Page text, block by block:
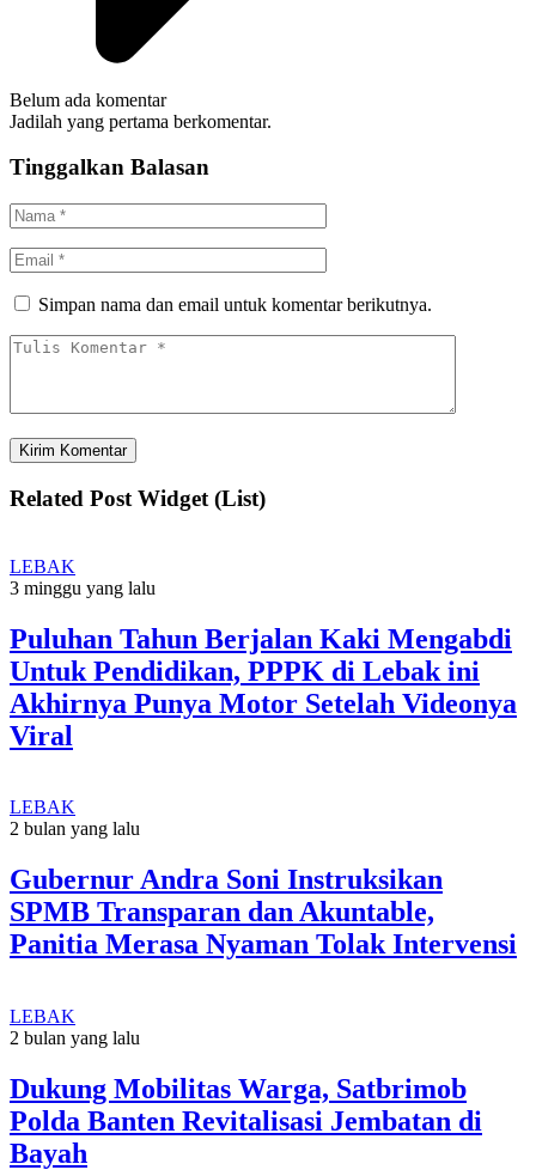
Belum ada komentar
Jadilah yang pertama berkomentar.
Tinggalkan Balasan
Simpan nama dan email untuk komentar berikutnya.
Related Post Widget (List)
LEBAK
3 minggu yang lalu
Puluhan Tahun Berjalan Kaki Mengabdi
Untuk Pendidikan, PPPK di Lebak ini
Akhirnya Punya Motor Setelah Videonya
Viral
LEBAK
2 bulan yang lalu
Gubernur Andra Soni Instruksikan
SPMB Transparan dan Akuntable,
Panitia Merasa Nyaman Tolak Intervensi
LEBAK
2 bulan yang lalu
Dukung Mobilitas Warga, Satbrimob
Polda Banten Revitalisasi Jembatan di
Bayah